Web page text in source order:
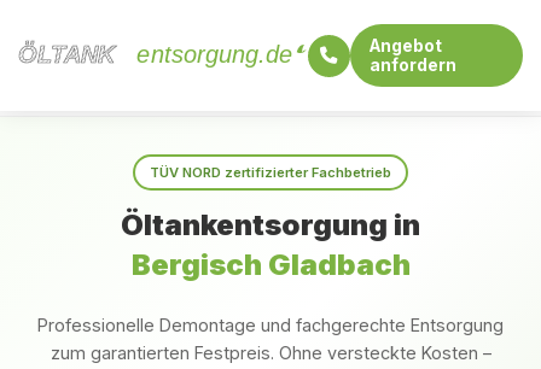
ÖLTANK
ÖLTANK entsorgung.de
Angebot
anfordern
TÜV NORD zertifizierter Fachbetrieb
Öltankentsorgung in
Bergisch Gladbach
Professionelle Demontage und fachgerechte Entsorgung
zum garantierten Festpreis. Ohne versteckte Kosten –